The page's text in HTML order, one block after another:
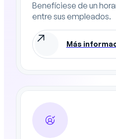
Benefíciese de un
entre sus empleados.
Más